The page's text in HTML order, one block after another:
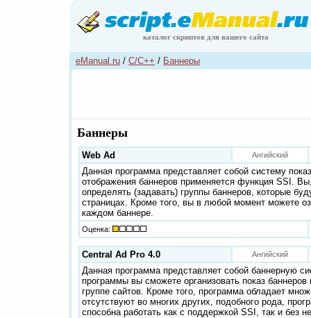
каталог скриптов для вашего сайта
eManual.ru / C/C++ / Баннеры
Баннеры
Web Ad Ангийский
Данная программа представляет собой систему
отображения баннеров применяется функция SSI.
определять (задавать) группы баннеров, которые
страницах. Кроме того, вы в любой момент можете
каждом баннере.
Оценка:
Central Ad Pro 4.0 Ангийский
Данная программа представляет собой баннерную
программы вы сможете организовать показ
группе сайтов. Кроме того, программа обладает
отсутствуют во многих других, подобного рода,
способна работать как с поддержкой SSI, так и без